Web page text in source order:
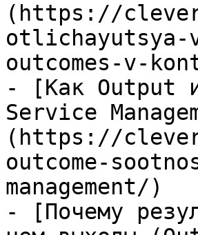
(https://
otlichayutsya-
outcomes-v-
- [Как Output и
Service
(https://
outcome-
management/)
- [Почему